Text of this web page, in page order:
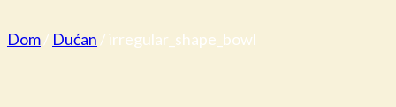
Dom/ Dućan /irregular_shape_bowl